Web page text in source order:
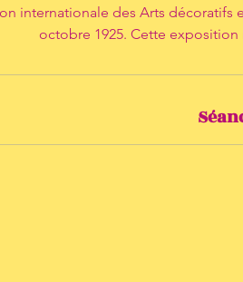
internationale des Arts décoratifs
octobre 1925. Cette exposition